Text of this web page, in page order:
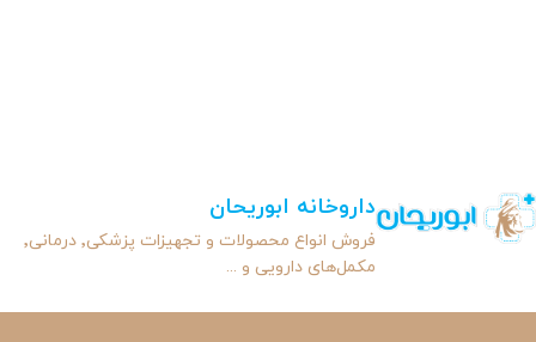
داروخانه ابوریحان
فروش انواع محصولات و تجهیزات پزشکی٬ درمانی٬
مکمل‌های دارویی و ...